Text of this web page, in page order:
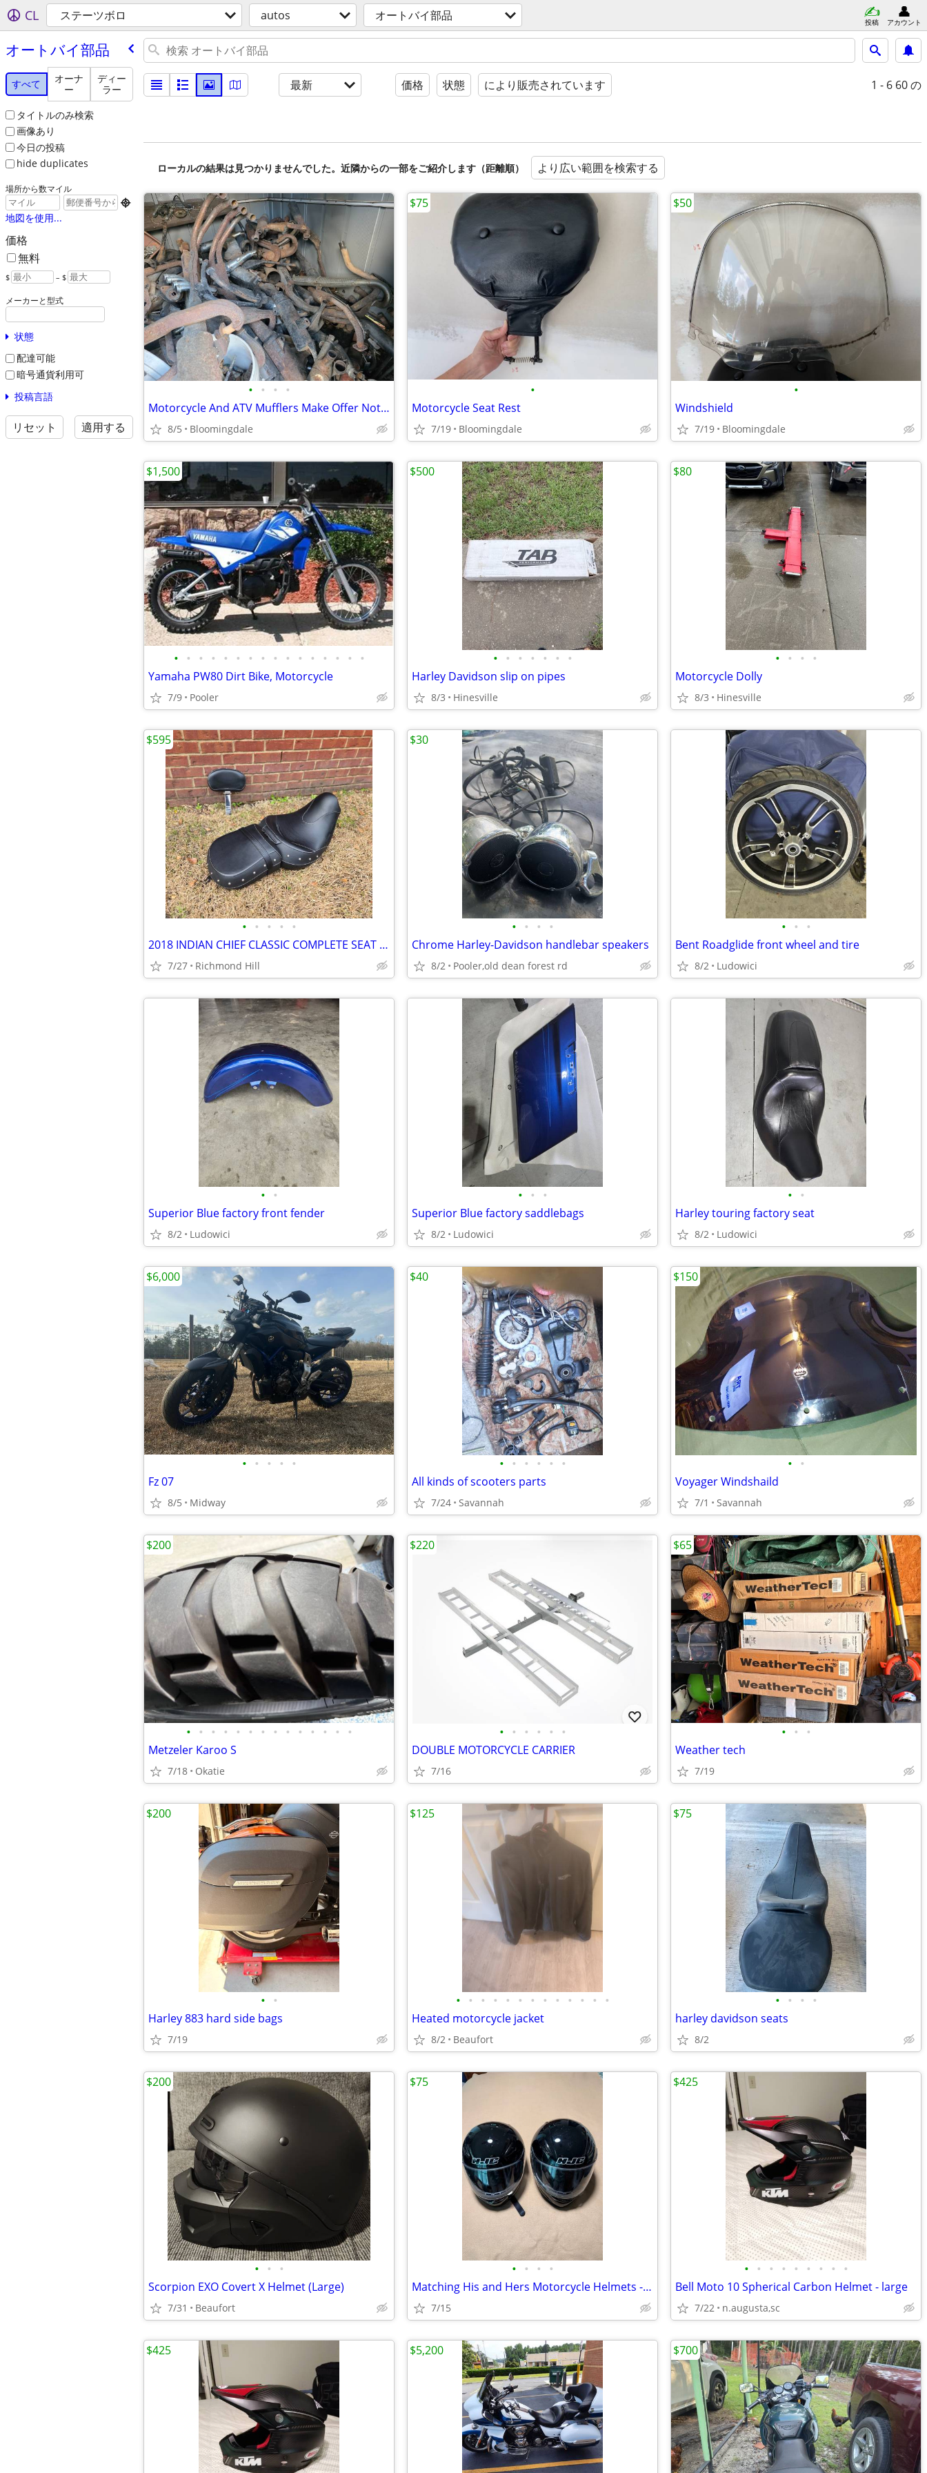
CL ステーツボロ autos オートバイ部品 投稿 アカウント
オートバイ部品
すべて
オーナ
ー
ディー
ラー
タイトルのみ検索
画像あり
今日の投稿
hide duplicates
場所から数マイル

地図を使用...
価格
無料
$ – $
メーカーと型式
状態
配達可能
暗号通貨利用可
投稿言語
リセット 適用する
最新 価格 状態 により販売されています 1 - 6 60 の
ローカルの結果は見つかりませんでした。近隣からの一部をご紹介します（距離順） より広い範囲を検索する
• • • •
Motorcycle And ATV Mufflers Make Offer Not Sure What They Fit
8/5 Bloomingdale
•
Motorcycle Seat Rest
7/19 Bloomingdale
$75
•
Windshield
7/19 Bloomingdale
$50
• • • • • • • • • • • • • • • •
Yamaha PW80 Dirt Bike, Motorcycle
7/9 Pooler
$1,500
• • • • • • •
Harley Davidson slip on pipes
8/3 Hinesville
$500
• • • •
Motorcycle Dolly
8/3 Hinesville
$80
• • • • •
2018 INDIAN CHIEF CLASSIC COMPLETE SEAT SET
7/27 Richmond Hill
$595
• • • •
Chrome Harley-Davidson handlebar speakers
8/2 Pooler,old dean forest rd
$30
• • •
Bent Roadglide front wheel and tire
8/2 Ludowici
• •
Superior Blue factory front fender
8/2 Ludowici
• • •
Superior Blue factory saddlebags
8/2 Ludowici
• •
Harley touring factory seat
8/2 Ludowici
• • • • •
Fz 07
8/5 Midway
$6,000
• • • • • •
All kinds of scooters parts
7/24 Savannah
$40
• •
Voyager Windshaild
7/1 Savannah
$150
• • • • • • • • • • • • • •
Metzeler Karoo S
7/18 Okatie
$200
• • • • • •
DOUBLE MOTORCYCLE CARRIER
7/16
$220
• • •
Weather tech
7/19
$65
• •
Harley 883 hard side bags
7/19
$200
• • • • • • • • • • • • •
Heated motorcycle jacket
8/2 Beaufort
$125
• • • •
harley davidson seats
8/2
$75
• • •
Scorpion EXO Covert X Helmet (Large)
7/31 Beaufort
$200
• • • •
Matching His and Hers Motorcycle Helmets - Best Offer - REDUCED!!
7/15
$75
• • • • • • • • •
Bell Moto 10 Spherical Carbon Helmet - large
7/22 n.augusta,sc
$425
$425 $5,200 $700